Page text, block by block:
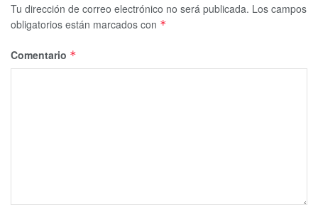
Tu dirección de correo electrónico no será publicada. Los campos
obligatorios están marcados con *
Comentario *